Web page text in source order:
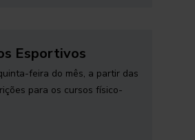
Esportivos
feira do mês, a partir das
para os cursos físico-